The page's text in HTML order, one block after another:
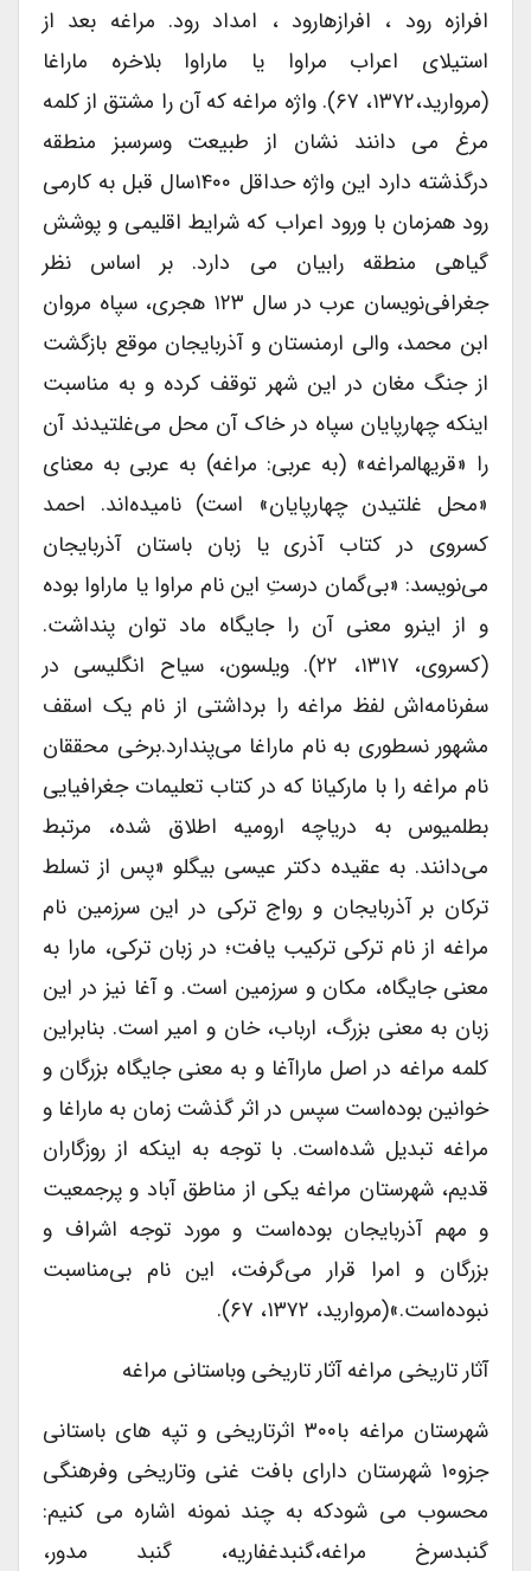
افرازه رود ، افرازهارود ، امداد رود. مراغه بعد از
استیلای اعراب مراوا یا ماراوا بلاخره ماراغا
(مروارید،۱۳۷۲، ۶۷). واژه مراغه که آن را مشتق از کلمه
مرغ می دانند نشان از طبیعت وسرسبز منطقه
درگذشته دارد این واژه حداقل ۱۴۰۰سال قبل به کارمی
رود همزمان با ورود اعراب که شرایط اقلیمی و پوشش
گیاهی منطقه رابیان می دارد. بر اساس نظر
جغرافی‌نویسان عرب در سال ۱۲۳ هجری، سپاه مروان
ابن محمد، والی ارمنستان و آذربایجان موقع بازگشت
از جنگ مغان در این شهر توقف کرده و به مناسبت
اینکه چهارپایان سپاه در خاک آن محل می‌غلتیدند آن
را «قریهالمراغه» (به عربی: مراغه) به عربی به معنای
«محل غلتیدن چهارپایان» است) نامیده‌اند. احمد
کسروی در کتاب آذری یا زبان باستان آذربایجان
می‌نویسد: «بی‌گمان درستِ این نام مراوا یا ماراوا بوده
و از اینرو معنی آن را جایگاه ماد توان پنداشت.
(کسروی، ۱۳۱۷، ۲۲). ویلسون، سیاح انگلیسی در
سفرنامه‌اش لفظ مراغه را برداشتی از نام یک اسقف
مشهور نسطوری به نام ماراغا می‌پندارد.برخی محققان
نام مراغه را با مارکیانا که در کتاب تعلیمات جغرافیایی
بطلمیوس به دریاچه ارومیه اطلاق شده، مرتبط
می‌دانند. به عقیده دکتر عیسی بیگلو «پس از تسلط
ترکان بر آذربایجان و رواج ترکی در این سرزمین نام
مراغه از نام ترکی ترکیب یافت؛ در زبان ترکی، مارا به
معنی جایگاه، مکان و سرزمین است. و آغا نیز در این
زبان به معنی بزرگ، ارباب، خان و امیر است. بنابراین
کلمه مراغه در اصل ماراآغا و به معنی جایگاه بزرگان و
خوانین بوده‌است سپس در اثر گذشت زمان به ماراغا و
مراغه تبدیل شده‌است. با توجه به اینکه از روزگاران
قدیم، شهرستان مراغه یکی از مناطق آباد و پرجمعیت
و مهم آذربایجان بوده‌است و مورد توجه اشراف و
بزرگان و امرا قرار می‌گرفت، این نام بی‌مناسبت
نبوده‌است.»(مروارید، ۱۳۷۲، ۶۷).
آثار تاریخی مراغه آثار تاریخی وباستانی مراغه
شهرستان مراغه با۳۰۰ اثرتاریخی و تپه های باستانی
جزو۱۰ شهرستان دارای بافت غنی وتاریخی وفرهنگی
محسوب می شودکه به چند نمونه اشاره می کنیم:
گنبدسرخ مراغه،گنبدغفاریه، گنبد مدور،